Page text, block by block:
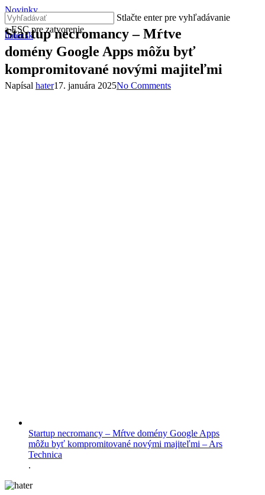
Skip
to
main
content
Stlačte enter pre vyhľadávanie
a ESC pre zatvorenie
Close
Search
hater.sk
Novinky
Startup necromancy – Mŕtve
domény Google Apps môžu byť
kompromitované novými majiteľmi
Napísal hater17. januára 2025No Comments
Startup necromancy – Mŕtve domény Google Apps
môžu byť kompromitované novými majiteľmi – Ars
Technica
.